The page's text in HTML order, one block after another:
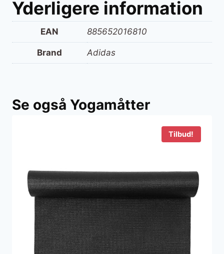
Yderligere information
EAN 885652016810
Brand Adidas
Se også Yogamåtter
Tilbud!